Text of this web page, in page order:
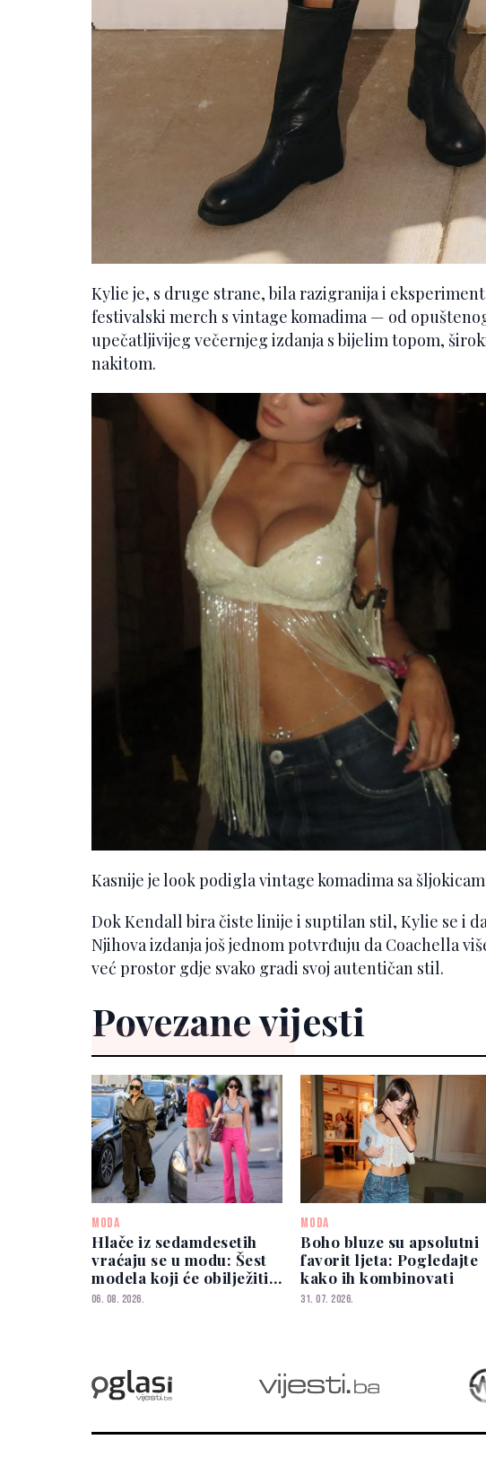
Kylie je, s druge strane, bila razigranija i
festivalski merch s vintage komadima — od
upečatljivijeg večernjeg izdanja s bijelim topom,
nakitom.
Kasnije je look podigla vintage komadima sa
Dok Kendall bira čiste linije i suptilan stil, Kylie se i
Njihova izdanja još jednom potvrđuju da Coachella
već prostor gdje svako gradi svoj autentičan stil.
Povezane vijesti
MODA
Hlače iz sedamdesetih
vraćaju se u modu: Šest
modela koji će obilježiti
sezonu
06. 08. 2026.
MODA
Boho bluze su apsolutni
favorit ljeta: Pogledajte
kako ih kombinovati
31. 07. 2026.